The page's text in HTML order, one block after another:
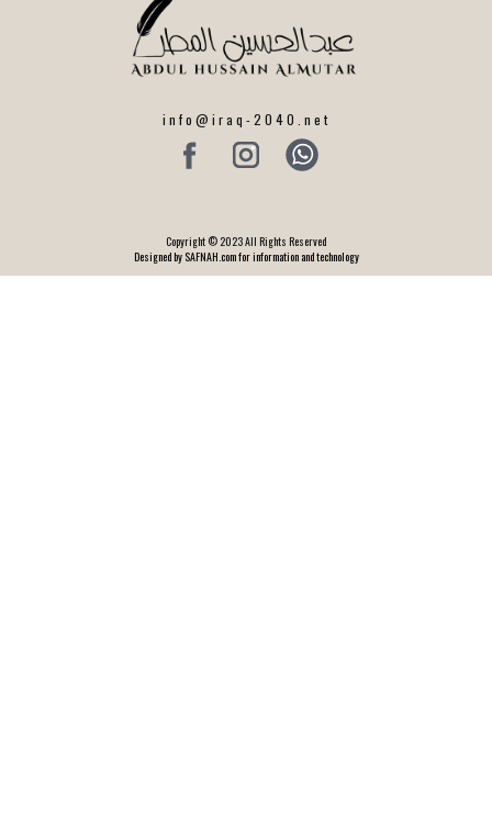
info@iraq-2040.net
Copyright © 2023 All Rights Reserved
Designed by SAFNAH.com for information and technology